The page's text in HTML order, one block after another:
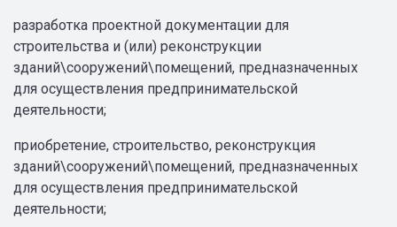
разработка проектной документации для
строительства и (или) реконструкции
зданий\сооружений\помещений, предназначенных
для осуществления предпринимательской
деятельности;
приобретение, строительство, реконструкция
зданий\сооружений\помещений, предназначенных
для осуществления предпринимательской
деятельности;